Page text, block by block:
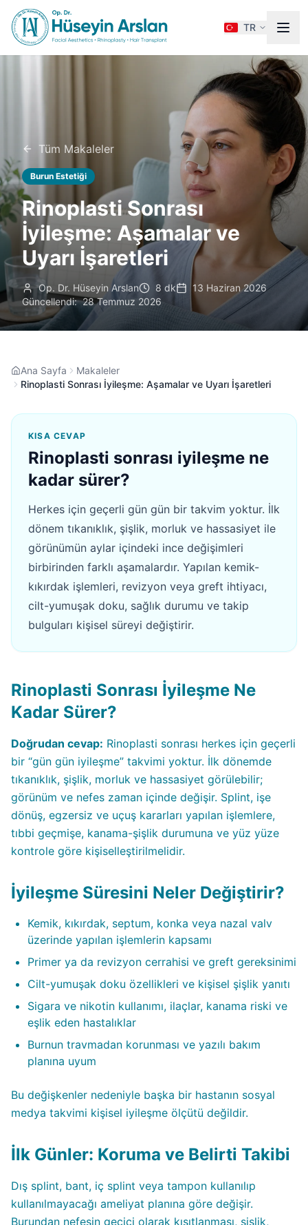
TR
Tüm Makaleler
Burun Estetiği
Rinoplasti Sonrası
İyileşme: Aşamalar ve
Uyarı İşaretleri
Op. Dr. Hüseyin Arslan 8 dk
13 Haziran 2026
Güncellendi: 28 Temmuz 2026
Ana Sayfa
Makaleler
Rinoplasti Sonrası İyileşme: Aşamalar ve Uyarı İşaretleri
KISA CEVAP
Rinoplasti sonrası iyileşme ne
kadar sürer?
Herkes için geçerli gün gün bir takvim yoktur. İlk
dönem tıkanıklık, şişlik, morluk ve hassasiyet ile
görünümün aylar içindeki ince değişimleri
birbirinden farklı aşamalardır. Yapılan kemik-
kıkırdak işlemleri, revizyon veya greft ihtiyacı,
cilt-yumuşak doku, sağlık durumu ve takip
bulguları kişisel süreyi değiştirir.
Rinoplasti Sonrası İyileşme Ne
Kadar Sürer?
Doğrudan cevap: Rinoplasti sonrası herkes için geçerli
bir “gün gün iyileşme” takvimi yoktur. İlk dönemde
tıkanıklık, şişlik, morluk ve hassasiyet görülebilir;
görünüm ve nefes zaman içinde değişir. Splint, işe
dönüş, egzersiz ve uçuş kararları yapılan işlemlere,
tıbbi geçmişe, kanama-şişlik durumuna ve yüz yüze
kontrole göre kişiselleştirilmelidir.
İyileşme Süresini Neler Değiştirir?
Kemik, kıkırdak, septum, konka veya nazal valv
üzerinde yapılan işlemlerin kapsamı
Primer ya da revizyon cerrahisi ve greft gereksinimi
Cilt-yumuşak doku özellikleri ve kişisel şişlik yanıtı
Sigara ve nikotin kullanımı, ilaçlar, kanama riski ve
eşlik eden hastalıklar
Burnun travmadan korunması ve yazılı bakım
planına uyum
Bu değişkenler nedeniyle başka bir hastanın sosyal
medya takvimi kişisel iyileşme ölçütü değildir.
İlk Günler: Koruma ve Belirti Takibi
Dış splint, bant, iç splint veya tampon kullanılıp
kullanılmayacağı ameliyat planına göre değişir.
Burundan nefesin geçici olarak kısıtlanması, şişlik,